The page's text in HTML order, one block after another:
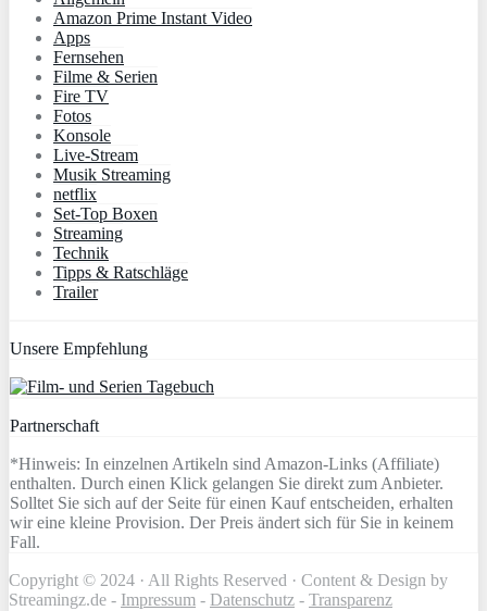
Amazon Prime Instant Video
Apps
Fernsehen
Filme & Serien
Fire TV
Fotos
Konsole
Live-Stream
Musik Streaming
netflix
Set-Top Boxen
Streaming
Technik
Tipps & Ratschläge
Trailer
Unsere Empfehlung
Partnerschaft
*Hinweis: In einzelnen Artikeln sind Amazon-Links (Affiliate)
enthalten. Durch einen Klick gelangen Sie direkt zum Anbieter.
Solltet Sie sich auf der Seite für einen Kauf entscheiden, erhalten
wir eine kleine Provision. Der Preis ändert sich für Sie in keinem
Fall.
Copyright © 2024 · All Rights Reserved · Content & Design by
Streamingz.de - Impressum - Datenschutz - Transparenz